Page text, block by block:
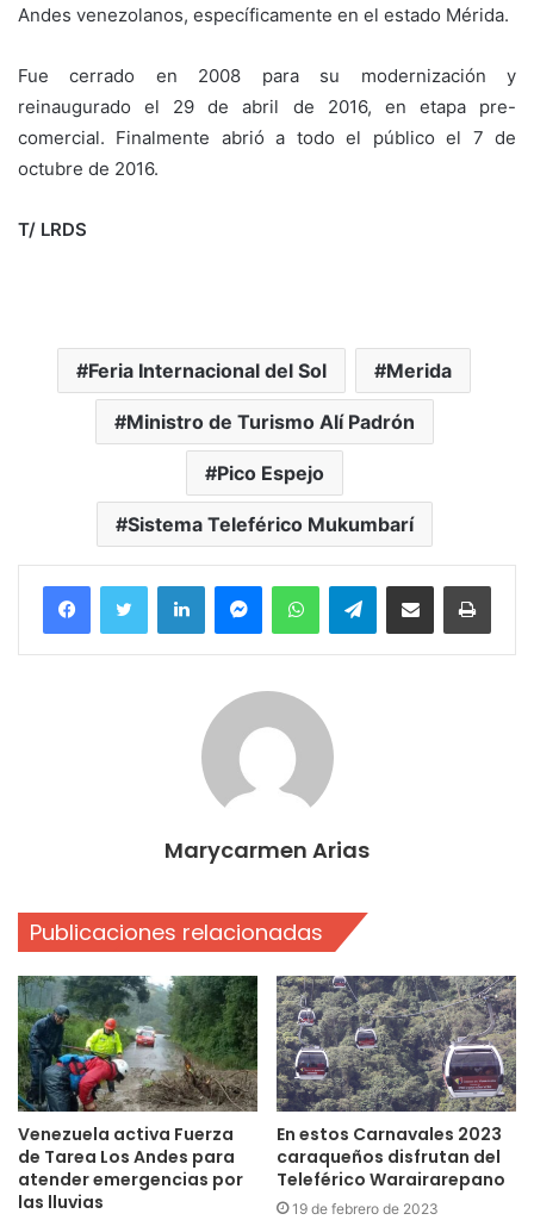
Andes venezolanos, específicamente en el estado Mérida.
Fue cerrado en 2008 para su modernización y
reinaugurado el 29 de abril de 2016, en etapa pre-
comercial. Finalmente abrió a todo el público el 7 de
octubre de 2016.
T/ LRDS
Feria Internacional del Sol Merida
Ministro de Turismo Alí Padrón
Pico Espejo
Sistema Teleférico Mukumbarí
FacebookTwitter LinkedInMessengerWhatsAppTelegramCompartir por correo electrónico
Marycarmen Arias
Publicaciones relacionadas
Venezuela activa Fuerza
de Tarea Los Andes para
atender emergencias por
las lluvias
En estos Carnavales 2023
caraqueños disfrutan del
Teleférico Warairarepano
19 de febrero de 2023